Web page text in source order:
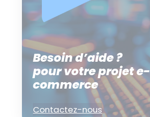
Besoin d’aide ?
pour votre projet e-
commerce
Contactez-nous